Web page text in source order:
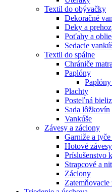
Textil do obývačky
Dekoračné
Deky a
Poťahy a
Sedacie
Textil do spálne
Chrániče
Paplóny
Plachty
Posteľná
Sada lôžkovín
Vankúše
Závesy a záclony
Garniže a
Hotové závesy
Príslušenstvo
Strapcové a
Záclony
Zatemňovacie